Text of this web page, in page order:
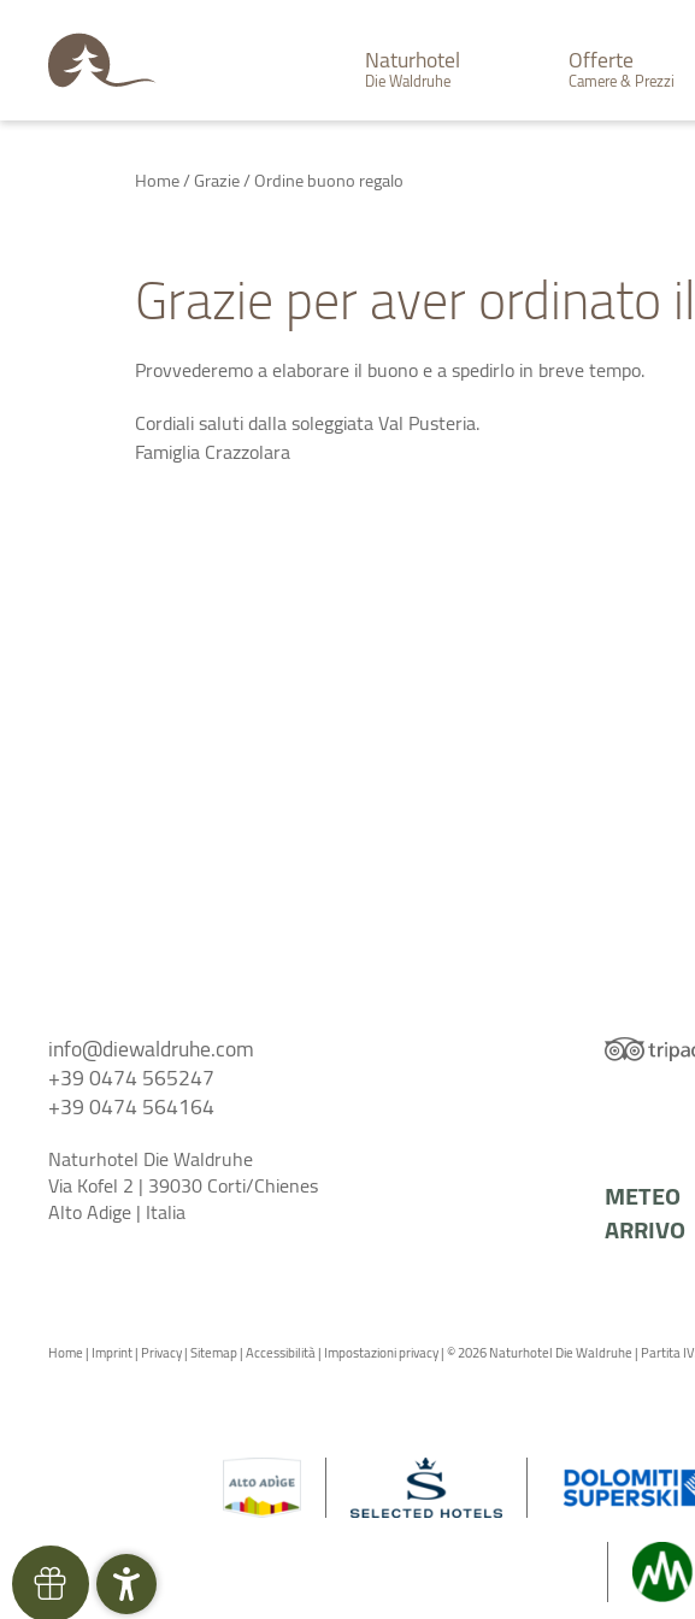
Naturhotel
Die Waldruhe
Offerte
Camere & Prezzi
Home/Grazie/Ordine buono regalo
Grazie per aver ordinato
Provvederemo a elaborare il buono e a spedirlo in breve tempo.
Cordiali saluti dalla soleggiata Val Pusteria.
Famiglia Crazzolara
info@diewaldruhe.com
+39 0474 565247
+39 0474 564164
Naturhotel Die Waldruhe
Via Kofel 2 | 39030 Corti/Chienes
Alto Adige | Italia METEO
ARRIVO
Home|Imprint|Privacy|Sitemap|Accessibilità|Impostazioni privacy|© 2026 Naturhotel Die Waldruhe|Partita